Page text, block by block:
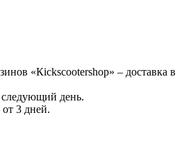
«Кickscootershop» – доставка в
день.
3 дней.